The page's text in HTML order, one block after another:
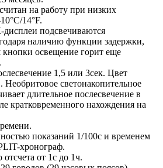
на работу при низких
14°F.
подсвечиваются
наличию функции задержки,
кнопки освещение горит еще
1,5 или 3сек. Цвет
Необритовое светонакопительное
длительное послесвечение в
кратковременного нахождения на
показаний 1/100с и временем
хронограф.
от 1с до 1ч.